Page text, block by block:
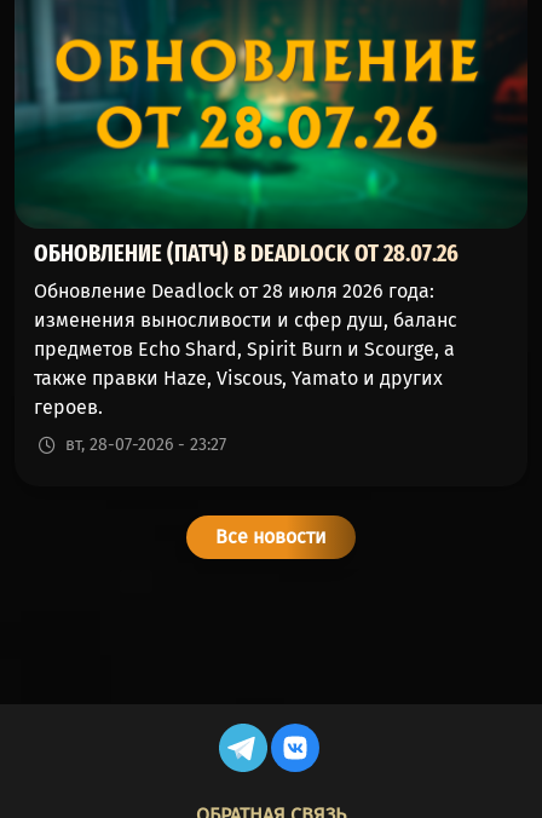
ОБНОВЛЕНИЕ (ПАТЧ) В DEADLOCK ОТ 28.07.26
Обновление Deadlock от 28 июля 2026 года:
изменения выносливости и сфер душ, баланс
предметов Echo Shard, Spirit Burn и Scourge, а
также правки Haze, Viscous, Yamato и других
героев.
вт, 28-07-2026 - 23:27
Все новости